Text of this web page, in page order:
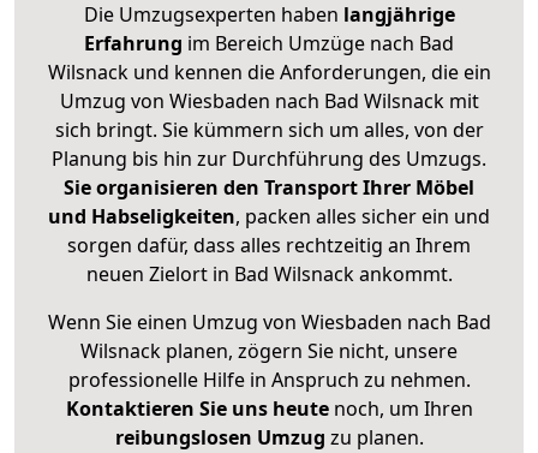
Die Umzugsexperten haben langjährige
Erfahrung im Bereich Umzüge nach Bad
Wilsnack und kennen die Anforderungen, die ein
Umzug von Wiesbaden nach Bad Wilsnack mit
sich bringt. Sie kümmern sich um alles, von der
Planung bis hin zur Durchführung des Umzugs.
Sie organisieren den Transport Ihrer Möbel
und Habseligkeiten, packen alles sicher ein und
sorgen dafür, dass alles rechtzeitig an Ihrem
neuen Zielort in Bad Wilsnack ankommt.
Wenn Sie einen Umzug von Wiesbaden nach Bad
Wilsnack planen, zögern Sie nicht, unsere
professionelle Hilfe in Anspruch zu nehmen.
Kontaktieren Sie uns heutenoch, um Ihren
reibungslosen Umzug zu planen.